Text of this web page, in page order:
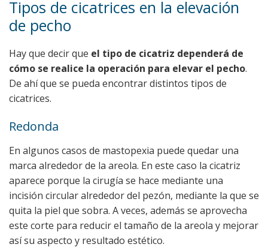
Tipos de cicatrices en la elevación
de pecho
Hay que decir que el tipo de cicatriz dependerá de
cómo se realice la operación para elevar el pecho.
De ahí que se pueda encontrar distintos tipos de
cicatrices.
Redonda
En algunos casos de mastopexia puede quedar una
marca alrededor de la areola. En este caso la cicatriz
aparece porque la cirugía se hace mediante una
incisión circular alrededor del pezón, mediante la que se
quita la piel que sobra. A veces, además se aprovecha
este corte para reducir el tamaño de la areola y mejorar
así su aspecto y resultado estético.